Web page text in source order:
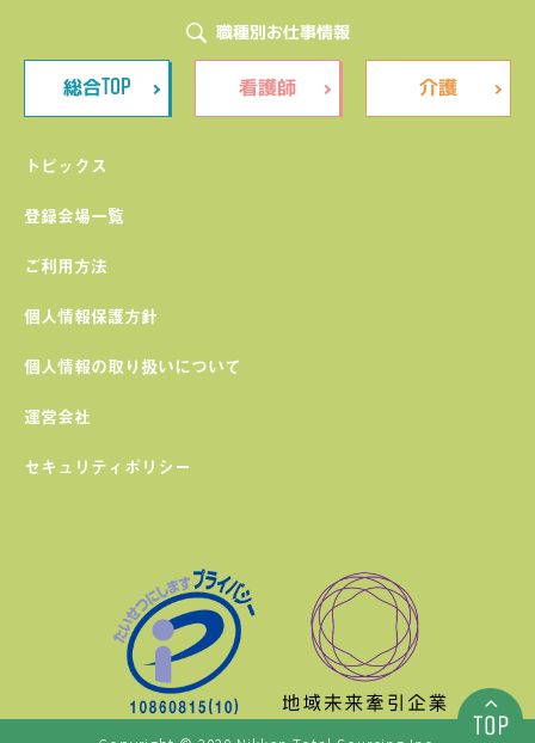
職種別お仕事情報
総合TOP 看護師 介護
トピックス
登録会場一覧
ご利用方法
個人情報保護方針
個人情報の取り扱いについて
運営会社
セキュリティポリシー